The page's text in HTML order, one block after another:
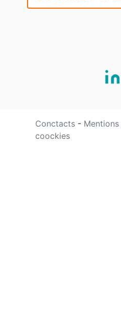
Conctacts -
coockies